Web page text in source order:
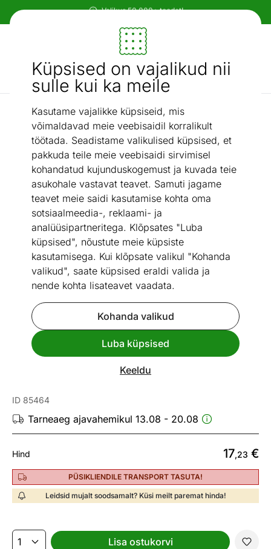
Küpsised on vajalikud nii
sulle kui ka meile
Kasutame vajalikke küpsiseid, mis
võimaldavad meie veebisaidil korralikult
töötada. Seadistame valikulised küpsised, et
pakkuda teile meie veebisaidi sirvimisel
kohandatud kujunduskogemust ja kuvada teie
asukohale vastavat teavet. Samuti jagame
teavet meie saidi kasutamise kohta oma
sotsiaalmeedia-, reklaami- ja
analüüsipartneritega. Klõpsates "Luba
küpsised", nõustute meie küpsiste
kasutamisega. Kui klõpsate valikul "Kohanda
valikud", saate küpsised eraldi valida ja
nende kohta lisateavet vaadata.
Kohanda valikud
Luba küpsised
Keeldu
Mööbel ja sisustus - ON24
Otsi...
AI otsing
Grillpannid / Malmpann Lamart LT1063
Vaata sarnaseid
ID 85464
Tarneaeg ajavahemikul 13.08 - 20.08
Hind 17,23 €
PÜSIKLIENDILE TRANSPORT TASUTA!
Leidsid mujalt soodsamalt? Küsi meilt paremat hinda!
Lisa ostukorvi